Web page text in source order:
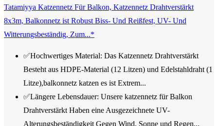
Tatamiyya Katzennetz Für Balkon, Katzennetz Drahtverstärkt
8x3m, Balkonnetz ist Robust Biss- Und Reißfest, UV- Und
Witterungsbeständig, Zum...*
✅Hochwertiges Material: Das Katzennetz Drahtverstärkt
Besteht aus HDPE-Material (12 Litzen) und Edelstahldraht (1
Litze),balkonnetz katzen es ist Extrem...
✅Längere Lebensdauer: Unsere katzennetz für Balkon
Drahtverstärkt Haben eine Ausgezeichnete UV-
Alterungsbeständigkeit Gegen Wind, Sonne und Regen...